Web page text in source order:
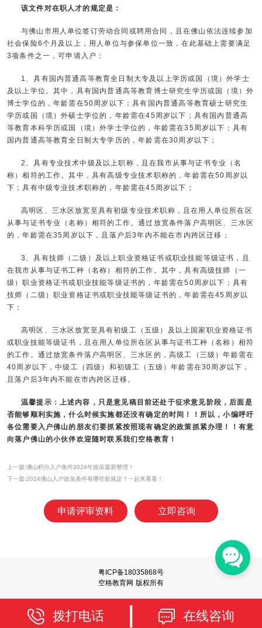
该文件对在职人才的规定是：
与佛山市用人单位签订劳动合同或聘用合同，且在佛山依法连续参加
社会保险6个月及以上，用人单位与参保单位一致，在此基础上需要满足
3项条件之一，可申请入户：
1、具有国内普通高等教育全日制大专及以上学历或国（境）外学士
及以上学位。其中，具有国内普通高等教育博士研究生学历或国（境）外
博士学位的，年龄需在50周岁以下；具有国内普通高等教育硕士研究生
学历或国（境）外硕士学位的，年龄需在45周岁以下；具有国内普通高
等教育本科学历或国（境）外学士学位的，年龄需在35周岁以下；具有
国内普通高等教育全日制大专学历的，年龄需在30周岁以下；
2、具有专业技术中级及以上职称，且在我市从事与证书专业（名
称）相符的工作。其中，具有高级专业技术职称的，年龄需在50周岁以
下；具有中级专业技术职称的，年龄需在45周岁以下；
高明区、三水区放宽至具有初级专业技术职称，且在用人单位所在区
从事与证书专业（名称）相符的工作。通过放宽条件落户高明区、三水区
的，年龄需在35周岁以下，且落户后3年内不能在市内跨区迁移；
3、具有技师（二级）及以上职业资格证书或职业技能等级证书，且
在我市从事与证书工种（名称）相符的工作。其中，具有高级技师（一
级）职业资格证书或职业技能等级证书的，年龄需在50周岁以下；具有
技师（二级）职业资格证书或职业技能等级证书的，年龄需在45周岁以
下；
高明区、三水区放宽至具有初级工（五级）及以上国家职业资格证书
或职业技能等级证书，且在用人单位所在区从事与证书工种（名称）相符
的工作。通过放宽条件落户高明区、三水区的，高级工（三级）年龄需在
40周岁以下，中级工（四级）和初级工（五级）年龄需在30周岁以下，
且落户后3年内不能在市内跨区迁移。
温馨提示：上述内容，只是意见稿目前还处于征求意见阶段，后面是
否能够顺利实施，什么时候实施都还没有确定的时间！！所以，小编呼吁
各位需要入户佛山的朋友们要抓紧按照现有确定的政策抓紧办理！！有意
向落户佛山的小伙伴欢迎随时联系我们空格教育 ！
上一篇:佛山积分入户条件2024年政策最新整理！
下一篇:2024佛山入户政策条件有哪些新规定？一起来看看！
申请评审资料 立即咨询
粤ICP备18035868号
空格教育网 版权所有
拨打电话 在线咨询